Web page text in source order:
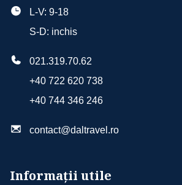
L-V: 9-18
S-D: inchis
021.319.70.62
+40 722 620 738
+40 744 346 246
contact@daltravel.ro
Informații utile